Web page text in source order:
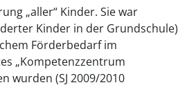
„aller“ Kinder. Sie war
Kinder in der Grundschule)
Förderbedarf im
„Kompetenzzentrum
wurden (SJ 2009/2010